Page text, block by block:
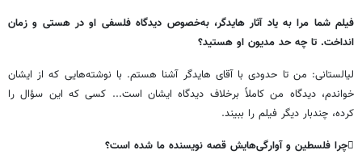
فیلم شما مرا به یاد آثار هایدگر، بهخصوص دیدگاه فلسفی او در هستی و زمان
انداخت. تا چه حد مدیون او هستید؟
لیالستانی: من تا حدودی با آقای هایدگر آشنا هستم. با نوشتههایی که از ایشان
خواندم، دیدگاه من کاملاً برخلاف دیدگاه ایشان است... کسی که این سؤال را
کرده، چندبار دیگر فیلم را ببیند.
چرا فلسطین و آوارگیهایش قصه نویسنده ما شده است؟